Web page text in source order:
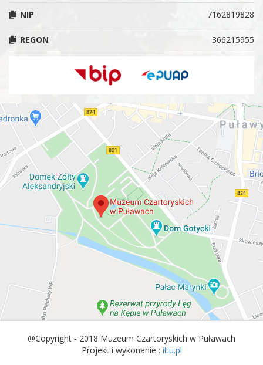
NIP
7162819828
REGON 366215955
@Copyright - 2018 Muzeum Czartoryskich w Puławach
Projekt i wykonanie : itlu.pl